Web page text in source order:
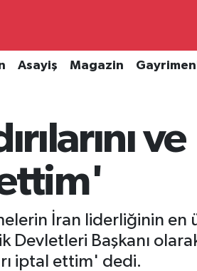
Asayiş Magazin
ve
İran liderliğinin en
Devletleri Başkanı
iptal ettim' dedi.